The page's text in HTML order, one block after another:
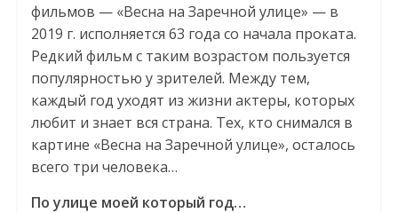
фильмов — «Весна на Заречной улице» — в
2019 г. исполняется 63 года со начала проката.
Редкий фильм с таким возрастом пользуется
популярностью у зрителей. Между тем,
каждый год уходят из жизни актеры, которых
любит и знает вся страна. Тех, кто снимался в
картине «Весна на Заречной улице», осталось
всего три человека…
По улице моей который год…